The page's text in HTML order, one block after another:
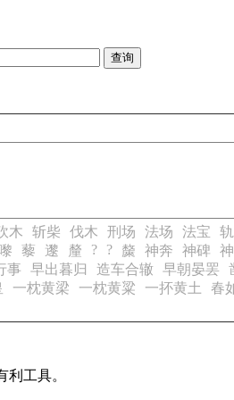
木 斩柴 伐木 刑场 法场 法宝
嚟 藜 邌 釐 ? ? 斄 神奔 神碑
事 早出暮归 造车合辙 早朝晏罢
一枕黄梁 一枕黄粱 一抔黄土 春
工具。